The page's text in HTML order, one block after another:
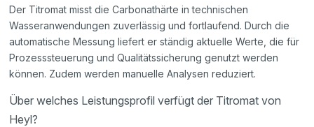
Der Titromat misst die Carbonathärte in technischen
Wasseranwendungen zuverlässig und fortlaufend. Durch die
automatische Messung liefert er ständig aktuelle Werte, die für
Prozesssteuerung und Qualitätssicherung genutzt werden
können. Zudem werden manuelle Analysen reduziert.
Über welches Leistungsprofil verfügt der Titromat von
Heyl?